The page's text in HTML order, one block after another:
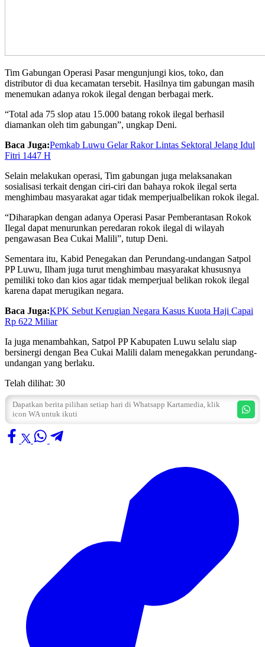
Tim Gabungan Operasi Pasar mengunjungi kios, toko, dan
distributor di dua kecamatan tersebit. Hasilnya tim gabungan masih
menemukan adanya rokok ilegal dengan berbagai merk.
“Total ada 75 slop atau 15.000 batang rokok ilegal berhasil
diamankan oleh tim gabungan”, ungkap Deni.
Baca Juga:Pemkab Luwu Gelar Rakor Lintas Sektoral Jelang Idul
Fitri 1447 H
Selain melakukan operasi, Tim gabungan juga melaksanakan
sosialisasi terkait dengan ciri-ciri dan bahaya rokok ilegal serta
menghimbau masyarakat agar tidak memperjualbelikan rokok ilegal.
“Diharapkan dengan adanya Operasi Pasar Pemberantasan Rokok
Ilegal dapat menurunkan peredaran rokok ilegal di wilayah
pengawasan Bea Cukai Malili”, tutup Deni.
Sementara itu, Kabid Penegakan dan Perundang-undangan Satpol
PP Luwu, Ilham juga turut menghimbau masyarakat khususnya
pemiliki toko dan kios agar tidak memperjual belikan rokok ilegal
karena dapat merugikan negara.
Baca Juga:KPK Sebut Kerugian Negara Kasus Kuota Haji Capai
Rp 622 Miliar
Ia juga menambahkan, Satpol PP Kabupaten Luwu selalu siap
bersinergi dengan Bea Cukai Malili dalam menegakkan perundang-
undangan yang berlaku.
Telah dilihat: 30
Dapatkan berita pilihan setiap hari di Whatsapp Kartamedia, klik
icon WA untuk ikuti